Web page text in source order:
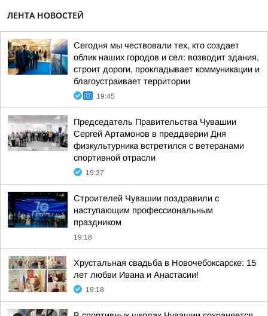
ЛЕНТА НОВОСТЕЙ
Сегодня мы чествовали тех, кто создает
облик наших городов и сел: возводит здания,
строит дороги, прокладывает коммуникации и
благоустраивает территории
19:45
Председатель Правительства Чувашии
Сергей Артамонов в преддверии Дня
физкультурника встретился с ветеранами
спортивной отрасли
19:37
Строителей Чувашии поздравили с
наступающим профессиональным
праздником
19:18
Хрустальная свадьба в Новочебоксарске: 15
лет любви Ивана и Анастасии!
19:18